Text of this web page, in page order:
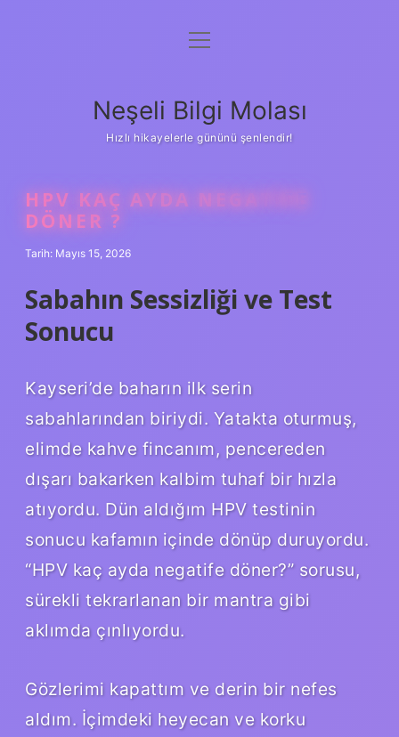
Anasayfa
Yasal Uyarı
menüyü
Neşeli Bilgi Molası
Hızlı hikayelerle gününü şenlendir!
HPV KAÇ AYDA NEGATIFE
DÖNER ?
Tarih: Mayıs 15, 2026
Sabahın Sessizliği ve Test
Sonucu
Kayseri’de baharın ilk serin
sabahlarından biriydi. Yatakta oturmuş,
elimde kahve fincanım, pencereden
dışarı bakarken kalbim tuhaf bir hızla
atıyordu. Dün aldığım HPV testinin
sonucu kafamın içinde dönüp duruyordu.
“HPV kaç ayda negatife döner?” sorusu,
sürekli tekrarlanan bir mantra gibi
aklımda çınlıyordu.
Gözlerimi kapattım ve derin bir nefes
aldım. İçimdeki heyecan ve korku